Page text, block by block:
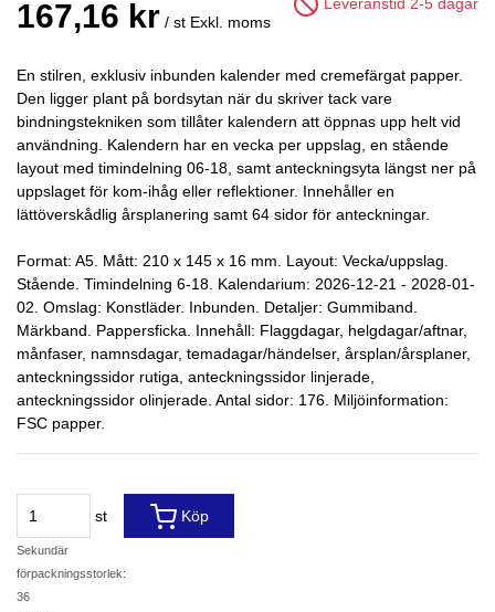
167,16 kr / st Exkl. moms
En stilren, exklusiv inbunden kalender med cremefärgat papper.
Den ligger plant på bordsytan när du skriver tack vare
bindningstekniken som tillåter kalendern att öppnas upp helt vid
användning. Kalendern har en vecka per uppslag, en stående
layout med timindelning 06-18, samt anteckningsyta längst ner på
uppslaget för kom-ihåg eller reflektioner. Innehåller en
lättöverskådlig årsplanering samt 64 sidor för anteckningar.
Format: A5. Mått: 210 x 145 x 16 mm. Layout: Vecka/uppslag.
Stående. Timindelning 6-18. Kalendarium: 2026-12-21 - 2028-01-
02. Omslag: Konstläder. Inbunden. Detaljer: Gummiband.
Märkband. Pappersficka. Innehåll: Flaggdagar, helgdagar/aftnar,
månfaser, namnsdagar, temadagar/händelser, årsplan/årsplaner,
anteckningssidor rutiga, anteckningssidor linjerade,
anteckningssidor olinjerade. Antal sidor: 176. Miljöinformation:
FSC papper.
st
Sekundär
förpackningsstorlek:
36
Köp